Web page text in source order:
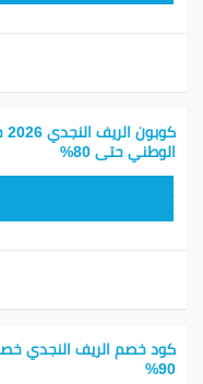
الوطني حتى 80%
كود خصم الريف النجدي
90%